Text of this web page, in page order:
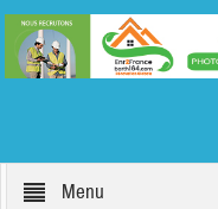
Menu